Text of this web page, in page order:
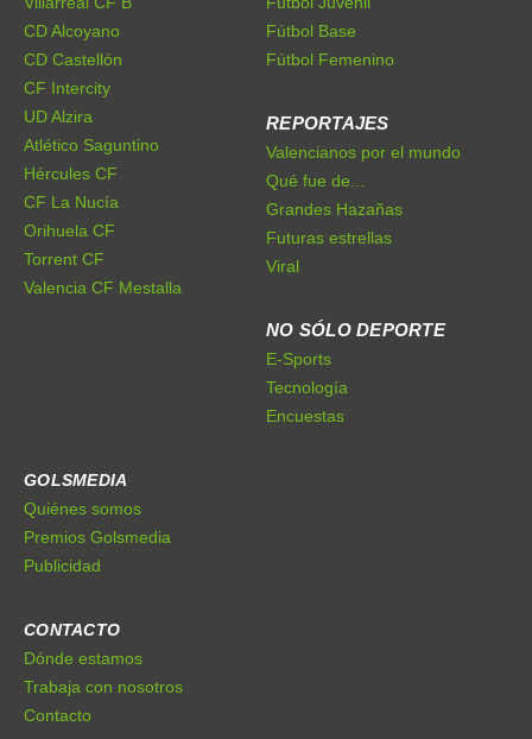
CD Alcoyano
CD Castellón
CF Intercity
UD Alzira
Atlético Saguntino
Hércules CF
CF La Nucía
Orihuela CF
Torrent CF
Valencia CF Mestalla
Fútbol Base
Fútbol Femenino
REPORTAJES
Valencianos por el mundo
Qué fue de...
Grandes Hazañas
Futuras estrellas
Viral
NO SÓLO DEPORTE
E-Sports
Tecnología
Encuestas
GOLSMEDIA
Quiénes somos
Premios Golsmedia
Publicidad
CONTACTO
Dónde estamos
Trabaja con nosotros
Contacto